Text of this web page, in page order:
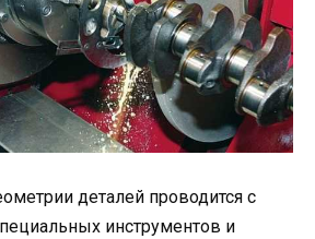
деталей проводится с
инструментов и